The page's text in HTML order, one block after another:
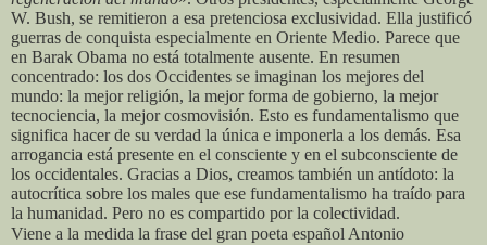
W. Bush, se remitieron a esa pretenciosa exclusividad. Ella justificó
guerras de conquista especialmente en Oriente Medio. Parece que
en Barak Obama no está totalmente ausente. En resumen
concentrado: los dos Occidentes se imaginan los mejores del
mundo: la mejor religión, la mejor forma de gobierno, la mejor
tecnociencia, la mejor cosmovisión. Esto es fundamentalismo que
significa hacer de su verdad la única e imponerla a los demás. Esa
arrogancia está presente en el consciente y en el subconsciente de
los occidentales. Gracias a Dios, creamos también un antídoto: la
autocrítica sobre los males que ese fundamentalismo ha traído para
la humanidad. Pero no es compartido por la colectividad.
Viene a la medida la frase del gran poeta español Antonio